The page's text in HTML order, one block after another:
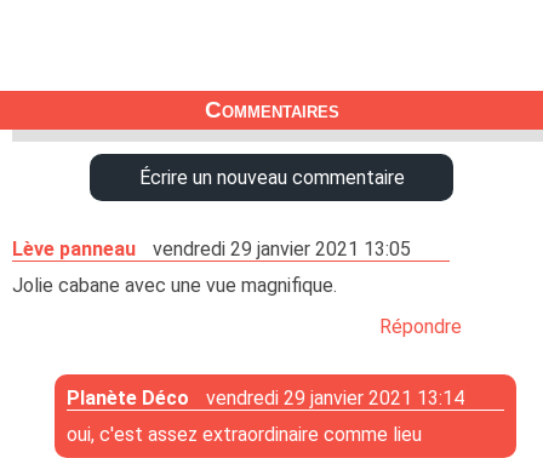
Commentaires
Écrire un nouveau commentaire
Lève panneau
vendredi 29 janvier 2021 13:05
Jolie cabane avec une vue magnifique.
Répondre
Planète Déco
vendredi 29 janvier 2021 13:14
oui, c'est assez extraordinaire comme lieu